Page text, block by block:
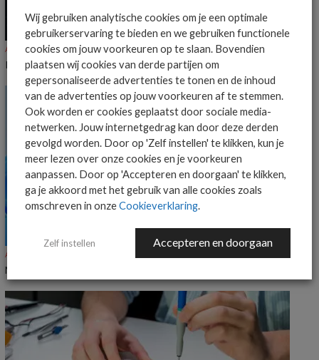
ALGEMEEN IT NIEUWS NIEUWS
KnowBe4 voegt Claude-ondersteuning toe aan Agent Risk Manager
ALGEMEEN IT NIEUWS
Microsoft deelt voortgang op Windows 11-verbeteringen
Wij gebruiken analytische cookies om je een optimale
gebruikerservaring te bieden en we gebruiken functionele
cookies om jouw voorkeuren op te slaan. Bovendien
plaatsen wij cookies van derde partijen om
gepersonaliseerde advertenties te tonen en de inhoud
van de advertenties op jouw voorkeuren af te stemmen.
Ook worden er cookies geplaatst door sociale media-
netwerken. Jouw internetgedrag kan door deze derden
gevolgd worden. Door op 'Zelf instellen' te klikken, kun je
meer lezen over onze cookies en je voorkeuren
aanpassen. Door op 'Accepteren en doorgaan' te klikken,
ga je akkoord met het gebruik van alle cookies zoals
omschreven in onzeCookieverklaring.
Zelf instellen Accepteren en doorgaan